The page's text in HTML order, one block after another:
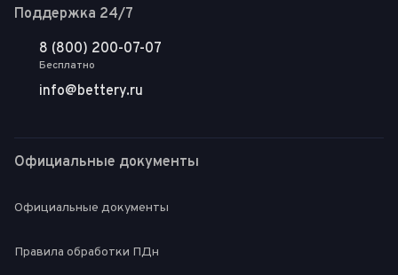
Поддержка 24/7
8 (800) 200-07-07
Бесплатно
info@bettery.ru
Официальные документы
Официальные документы
Правила обработки ПДн